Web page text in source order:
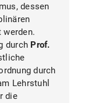
dessen
durch Prof.
durch
Lehrstuhl
die